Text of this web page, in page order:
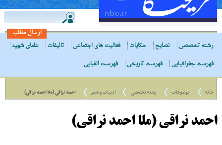
ارسال مطلب
رشته تخصصی
نصایح حکایات فعالیت های اجتماعی تالیفات
علمای شهید
فهرست جغرافیایی
فهرست تاریخی فهرست الفبایی
خانه موضوعات رشته تخصصی ادبیات و شعر احمد نراقی (ملا احمد نراقی)
احمد نراقی (ملا احمد نراقی)